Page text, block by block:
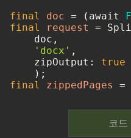
final
doc = (await
final
request =
    doc,
'docx' ,
    zipOutput:
true
final
zippedPages =
코드